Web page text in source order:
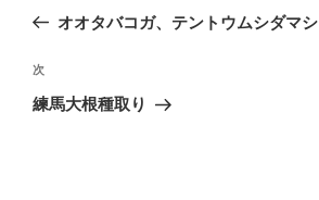
ビ
ゲ
の
稿
オオタバコガ、テントウムシダマシ
次
の
次
練馬大根種取り